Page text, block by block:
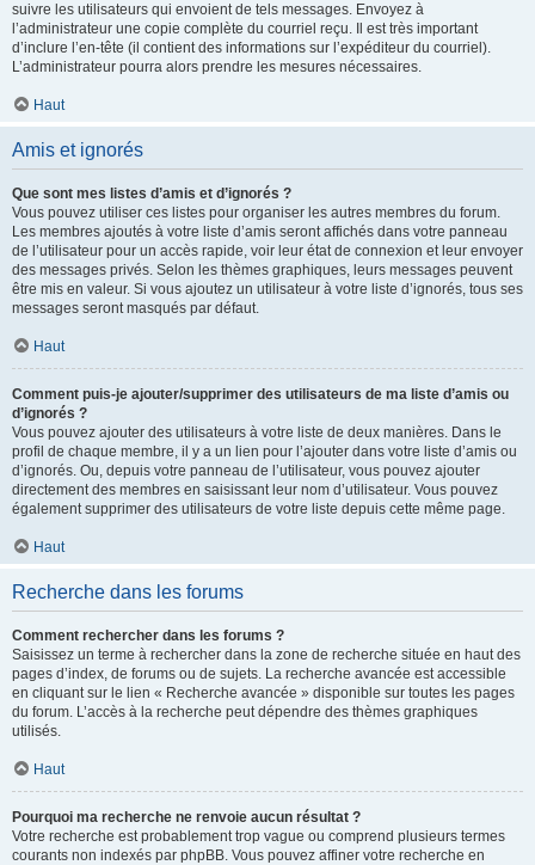
suivre les utilisateurs qui envoient de tels messages. Envoyez à
l’administrateur une copie complète du courriel reçu. Il est très important
d’inclure l’en-tête (il contient des informations sur l’expéditeur du courriel).
L’administrateur pourra alors prendre les mesures nécessaires.
Haut
Amis et ignorés
Que sont mes listes d’amis et d’ignorés ?
Vous pouvez utiliser ces listes pour organiser les autres membres du forum.
Les membres ajoutés à votre liste d’amis seront affichés dans votre panneau
de l’utilisateur pour un accès rapide, voir leur état de connexion et leur envoyer
des messages privés. Selon les thèmes graphiques, leurs messages peuvent
être mis en valeur. Si vous ajoutez un utilisateur à votre liste d’ignorés, tous ses
messages seront masqués par défaut.
Haut
Comment puis-je ajouter/supprimer des utilisateurs de ma liste d’amis ou
d’ignorés ?
Vous pouvez ajouter des utilisateurs à votre liste de deux manières. Dans le
profil de chaque membre, il y a un lien pour l’ajouter dans votre liste d’amis ou
d’ignorés. Ou, depuis votre panneau de l’utilisateur, vous pouvez ajouter
directement des membres en saisissant leur nom d’utilisateur. Vous pouvez
également supprimer des utilisateurs de votre liste depuis cette même page.
Haut
Recherche dans les forums
Comment rechercher dans les forums ?
Saisissez un terme à rechercher dans la zone de recherche située en haut des
pages d’index, de forums ou de sujets. La recherche avancée est accessible
en cliquant sur le lien « Recherche avancée » disponible sur toutes les pages
du forum. L’accès à la recherche peut dépendre des thèmes graphiques
utilisés.
Haut
Pourquoi ma recherche ne renvoie aucun résultat ?
Votre recherche est probablement trop vague ou comprend plusieurs termes
courants non indexés par phpBB. Vous pouvez affiner votre recherche en